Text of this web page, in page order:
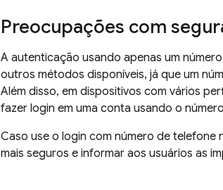
Preocupações com
A autenticação usando apenas um
outros métodos disponíveis, já que um
Além disso, em dispositivos com vários
fazer login em uma conta usando o
Caso use o login com número de
mais seguros e informar aos usuários as